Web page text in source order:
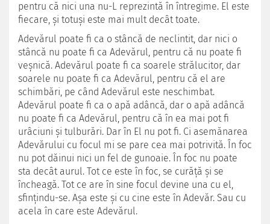
pentru că nici una nu-L reprezintă în întregime. El este
fiecare, şi totuşi este mai mult decât toate.
Adevărul poate fi ca o stâncă de neclintit, dar nici o
stâncă nu poate fi ca Adevărul, pentru că nu poate fi
veşnică. Adevărul poate fi ca soarele strălucitor, dar
soarele nu poate fi ca Adevărul, pentru că el are
schimbări, pe când Adevărul este neschimbat.
Adevărul poate fi ca o apă adâncă, dar o apă adâncă
nu poate fi ca Adevărul, pentru că în ea mai pot fi
urâciuni şi tulburări. Dar în El nu pot fi. Ci asemănarea
Adevărului cu focul mi se pare cea mai potrivită. În foc
nu pot dăinui nici un fel de gunoaie. În foc nu poate
sta decât aurul. Tot ce este în foc, se curăţă şi se
încheagă. Tot ce are în sine focul devine una cu el,
sfinţindu-se. Aşa este şi cu cine este în Adevăr. Sau cu
acela în care este Adevărul.